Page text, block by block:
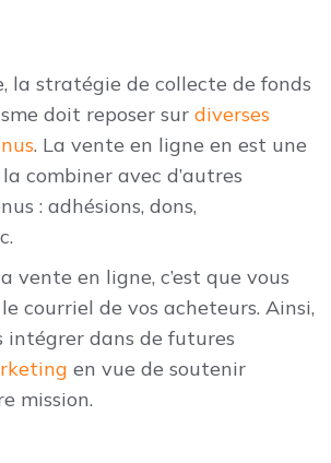
la stratégie de collecte de fonds
doit reposer sur diverses
. La vente en ligne en est une
combiner avec d’autres
: adhésions, dons,
vente en ligne, c’est que vous
courriel de vos acheteurs. Ainsi,
intégrer dans de futures
en vue de soutenir
mission.